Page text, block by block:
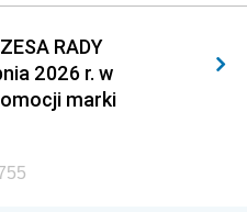
2009
2006
RADY
2026 r. w
marki